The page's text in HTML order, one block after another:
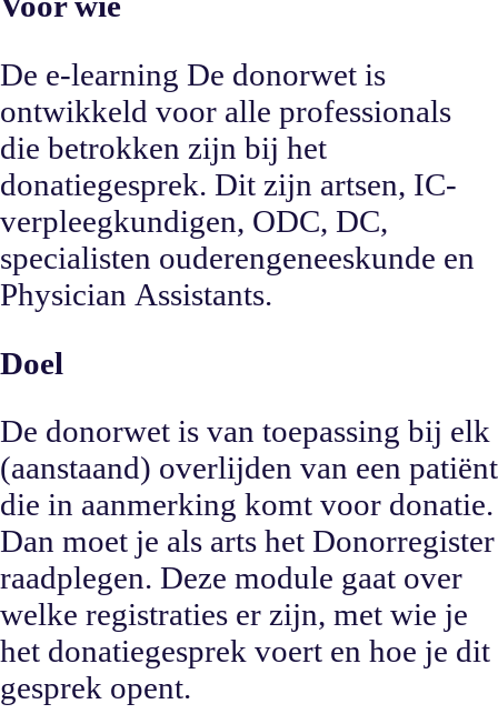
De e-learning De donorwet is
ontwikkeld voor alle professionals
die betrokken zijn bij het
donatiegesprek. Dit zijn artsen, IC-
verpleegkundigen, ODC, DC,
specialisten ouderengeneeskunde en
Physician Assistants.
Doel
De donorwet is van toepassing bij elk
(aanstaand) overlijden van een patiënt
die in aanmerking komt voor donatie.
Dan moet je als arts het Donorregister
raadplegen. Deze module gaat over
welke registraties er zijn, met wie je
het donatiegesprek voert en hoe je dit
gesprek opent.